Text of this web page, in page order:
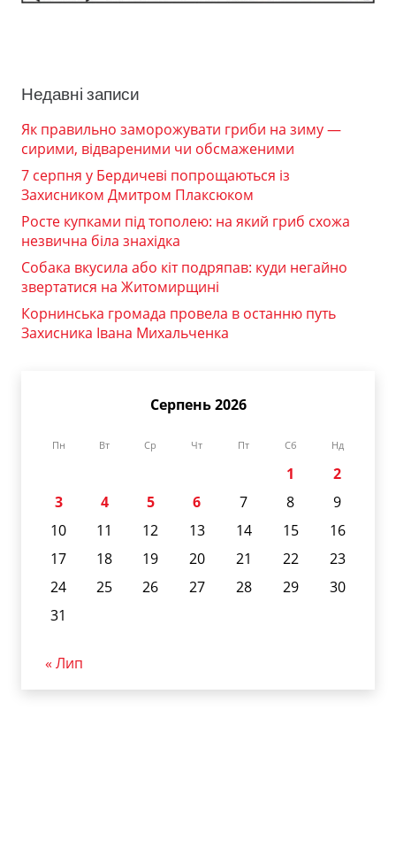
Недавні записи
Як правильно заморожувати гриби на зиму —
сирими, відвареними чи обсмаженими
7 серпня у Бердичеві попрощаються із
Захисником Дмитром Плаксюком
Росте купками під тополею: на який гриб схожа
незвична біла знахідка
Собака вкусила або кіт подряпав: куди негайно
звертатися на Житомирщині
Корнинська громада провела в останню путь
Захисника Івана Михальченка
Серпень 2026
Пн Вт Ср Чт Пт Сб Нд
1
2
3
4 5 6 7 8
9
10
11 12 13 14 15
16
17
18 19 20 21 22
23
24
25 26 27 28 29
30
31
« Лип